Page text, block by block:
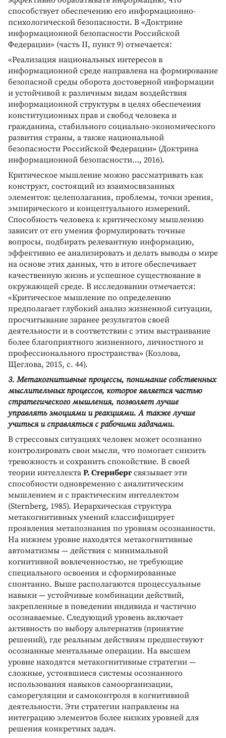
способствует обеспечению его информационно-
психологической безопасности. В «Доктрине
информационной безопасности Российской
Федерации» (часть II, пункт 9) отмечается:
«Реализация национальных интересов в
информационной среде направлена на формирование
безопасной среды оборота достоверной информации
и устойчивой к различным видам воздействия
информационной структуры в целях обеспечения
конституционных прав и свобод человека и
гражданина, стабильного социально-экономического
развития страны, а также национальной
безопасности Российской Федерации» (Доктрина
информационной безопасности…, 2016).
Критическое мышление можно рассматривать как
конструкт, состоящий из взаимосвязанных
элементов: целеполагания, проблемы, точки зрения,
эмпирического и концептуального измерений.
Способность человека к критическому мышлению
зависит от его умения формулировать точные
вопросы, подбирать релевантную информацию,
эффективно ее анализировать и делать выводы о мире
на основе этих данных, что в итоге обеспечивает
качественную жизнь и успешное существование в
окружающей среде. В исследовании отмечается:
«Критическое мышление по определению
предполагает глубокий анализ жизненной ситуации,
просчитывание заранее результатов своей
деятельности и в соответствии с этим выстраивание
более благоприятного жизненного, личностного и
профессионального пространства» (Козлова,
Щеглова, 2015, с. 44).
3. Метакогнитивные процессы, понимание собственных
мыслительных процессов, которое является частью
стратегического мышления, позволяет лучше
управлять эмоциями и реакциями. А также лучше
учиться и справляться с рабочими задачами.
В стрессовых ситуациях человек может осознанно
контролировать свои мысли, что помогает снизить
тревожность и сохранить спокойствие. В своей
теории интеллекта Р. Стернберг связывает эти
способности одновременно с аналитическим
мышлением и с практическим интеллектом
(Sternberg, 1985). Иерархическая структура
метакогнитивных умений классифицирует
проявления метапознания по уровням осознанности.
На нижнем уровне находятся метакогнитивные
автоматизмы — действия с минимальной
когнитивной вовлеченностью, не требующие
специального освоения и сформированные
спонтанно. Выше располагаются процессуальные
навыки — устойчивые комбинации действий,
закрепленные в поведении индивида и частично
осознаваемые. Следующий уровень включает
активность по выбору альтернатив (принятие
решений), где реальным действиям предшествуют
осознанные ментальные операции. На высшем
уровне находятся метакогнитивные стратегии —
сложные, устоявшиеся системы осознанного
использования навыков самоорганизации,
саморегуляции и самоконтроля в когнитивной
деятельности. Эти стратегии направлены на
интеграцию элементов более низких уровней для
решения конкретных задач.